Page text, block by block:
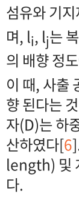
섬유와 기
며, li, lj는
의 배향 정
이 때, 사출
향 된다는
자(D)는 하
산하였다[6
length) 및
다.